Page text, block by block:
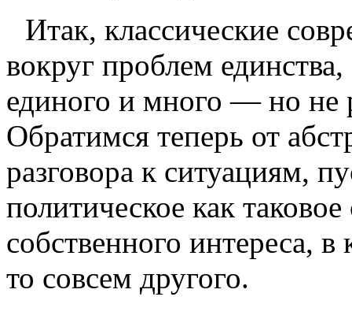
Итак, классические
вокруг проблем
единого и мно­го — но не
Обратимся теперь от
разговора к ситуациям,
политическое как
собственного интереса,
то совсем другого.